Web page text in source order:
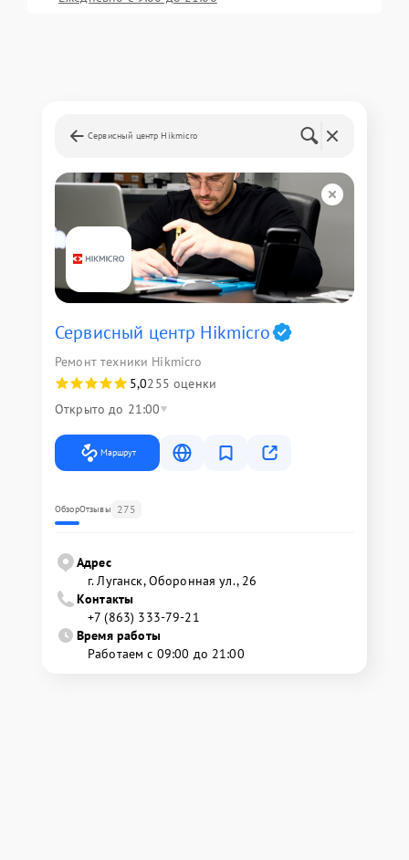
Сервисный центр Hikmicro
Сервисный центр Hikmicro
Ремонт техники Hikmicro
5,0255 оценки
Открыто до 21:00
Маршрут
ОбзорОтзывы 275
Адрес
г. Луганск, Оборонная ул., 26
Контакты
+7 (863) 333-79-21
Время работы
Работаем с 09:00 до 21:00